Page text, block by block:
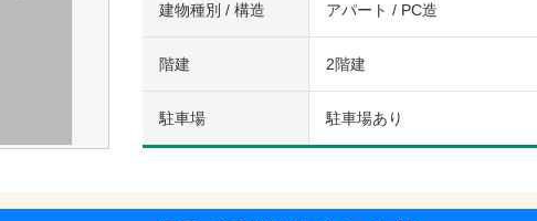
建物種別 / 構造 アパート / PC造
階建 2階建
駐車場 駐車場あり